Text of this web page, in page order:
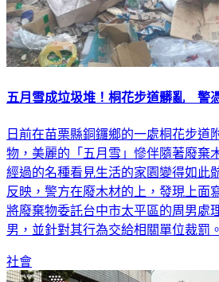
五月雪成垃圾堆！桐花步道髒亂 警
日前在苗栗縣銅鑼鄉的一處桐花步道
物，美麗的「五月雪」慘伴隨著廢棄
經過的名種看見生活的家園變得如此
反映，警方在廢木材的上，發現上面
將廢棄物委託台中市太平區的周男處
男，並針對其行為交給相關單位裁罰。
社會